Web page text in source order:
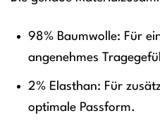
98% Baumwolle: Für
angenehmes
2% Elasthan: Für
optimale Passform.